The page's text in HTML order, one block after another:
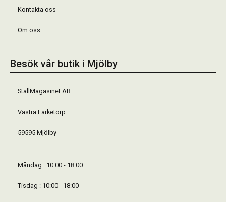
Kontakta oss
Om oss
Besök vår butik i Mjölby
StallMagasinet AB
Västra Lärketorp
59595 Mjölby
Måndag : 10:00 - 18:00
Tisdag : 10:00 - 18:00